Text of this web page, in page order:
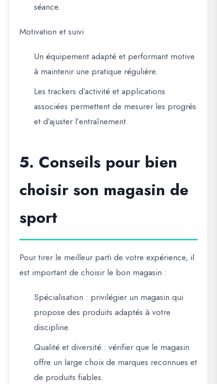
séance.
Motivation et suivi
Un équipement adapté et performant motive
à maintenir une pratique régulière.
Les trackers d’activité et applications
associées permettent de mesurer les progrès
et d’ajuster l’entraînement.
5. Conseils pour bien
choisir son magasin de
sport
Pour tirer le meilleur parti de votre expérience, il
est important de choisir le bon magasin :
Spécialisation : privilégier un magasin qui
propose des produits adaptés à votre
discipline.
Qualité et diversité : vérifier que le magasin
offre un large choix de marques reconnues et
de produits fiables.